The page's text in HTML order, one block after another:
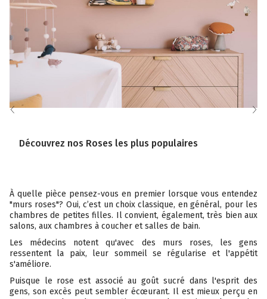
Découvrez nos Roses les plus populaires
À quelle pièce pensez-vous en premier lorsque vous entendez
"murs roses"? Oui, c’est un choix classique, en général, pour les
chambres de petites filles. Il convient, également, très bien aux
salons, aux chambres à coucher et salles de bain.
Les médecins notent qu'avec des murs roses, les gens
ressentent la paix, leur sommeil se régularise et l'appétit
s'améliore.
Puisque le rose est associé au goût sucré dans l'esprit des
gens, son excès peut sembler écœurant. Il est mieux perçu en